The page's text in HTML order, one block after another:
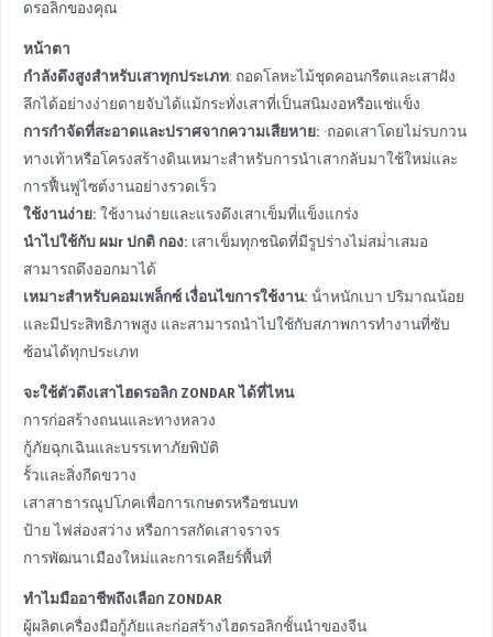
ดรอลิกของคุณ
หน้าตา
กําลังดึงสูงสําหรับเสาทุกประเภท: ถอดโลหะไม้ชุดคอนกรีตและเสาฝัง
ลึกได้อย่างง่ายดายจับได้แม้กระทั่งเสาที่เป็นสนิมงอหรือแช่แข็ง
การกําจัดที่สะอาดและปราศจากความเสียหาย: ·ถอดเสาโดยไม่รบกวน
ทางเท้าหรือโครงสร้างดินเหมาะสําหรับการนําเสากลับมาใช้ใหม่และ
การฟื้นฟูไซต์งานอย่างรวดเร็ว
ใช้งานง่าย: ใช้งานง่ายและแรงดึงเสาเข็มที่แข็งแกร่ง
นําไปใช้กับ ผมr ปกติ กอง: เสาเข็มทุกชนิดที่มีรูปร่างไม่สม่ําเสมอ
สามารถดึงออกมาได้
เหมาะสําหรับคอมเพล็กซ์ เงื่อนไขการใช้งาน: น้ําหนักเบา ปริมาณน้อย
และมีประสิทธิภาพสูง และสามารถนําไปใช้กับสภาพการทํางานที่ซับ
ซ้อนได้ทุกประเภท
จะใช้ตัวดึงเสาไฮดรอลิก ZONDAR ได้ที่ไหน
การก่อสร้างถนนและทางหลวง
กู้ภัยฉุกเฉินและบรรเทาภัยพิบัติ
รั้วและสิ่งกีดขวาง
เสาสาธารณูปโภคเพื่อการเกษตรหรือชนบท
ป้าย ไฟส่องสว่าง หรือการสกัดเสาจราจร
การพัฒนาเมืองใหม่และการเคลียร์พื้นที่
ทําไมมืออาชีพถึงเลือก ZONDAR
ผู้ผลิตเครื่องมือกู้ภัยและก่อสร้างไฮดรอลิกชั้นนําของจีน